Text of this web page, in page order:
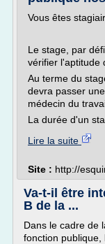
Vous êtes
Le stage, par
vérifier l'aptitude
Au terme du
devra passer
médecin du
La durée d'un
Lire la suite
Site : http://
Va-t-il être
B de la ...
Dans le cadre de
fonction